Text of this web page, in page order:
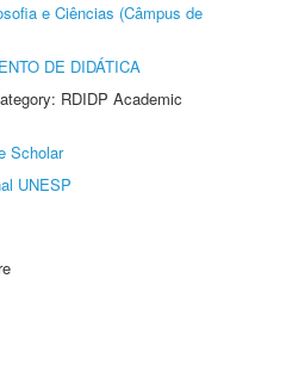
e Ciências (Câmpus de
DE DIDÁTICA
RDIDP Academic
Scholar
UNESP